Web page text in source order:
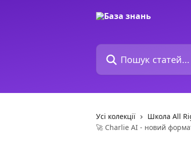
Пошук статей...
Усі колекції
Школа All
🚀 Charlie AI - новий